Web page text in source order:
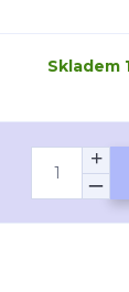
Skladem